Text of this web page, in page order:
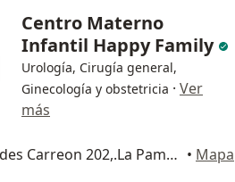
Centro Materno
Infantil Happy Family
Urología, Cirugía general,
Ginecología y obstetricia · Ver
más
Av. Daniel Alcides Carreon 202,.La Pampilla;Urb. Santa Catalina N-2.JLB y R;Urb. San Jeronimo Los topacios 126 Cercado., Arequipa • Mapa